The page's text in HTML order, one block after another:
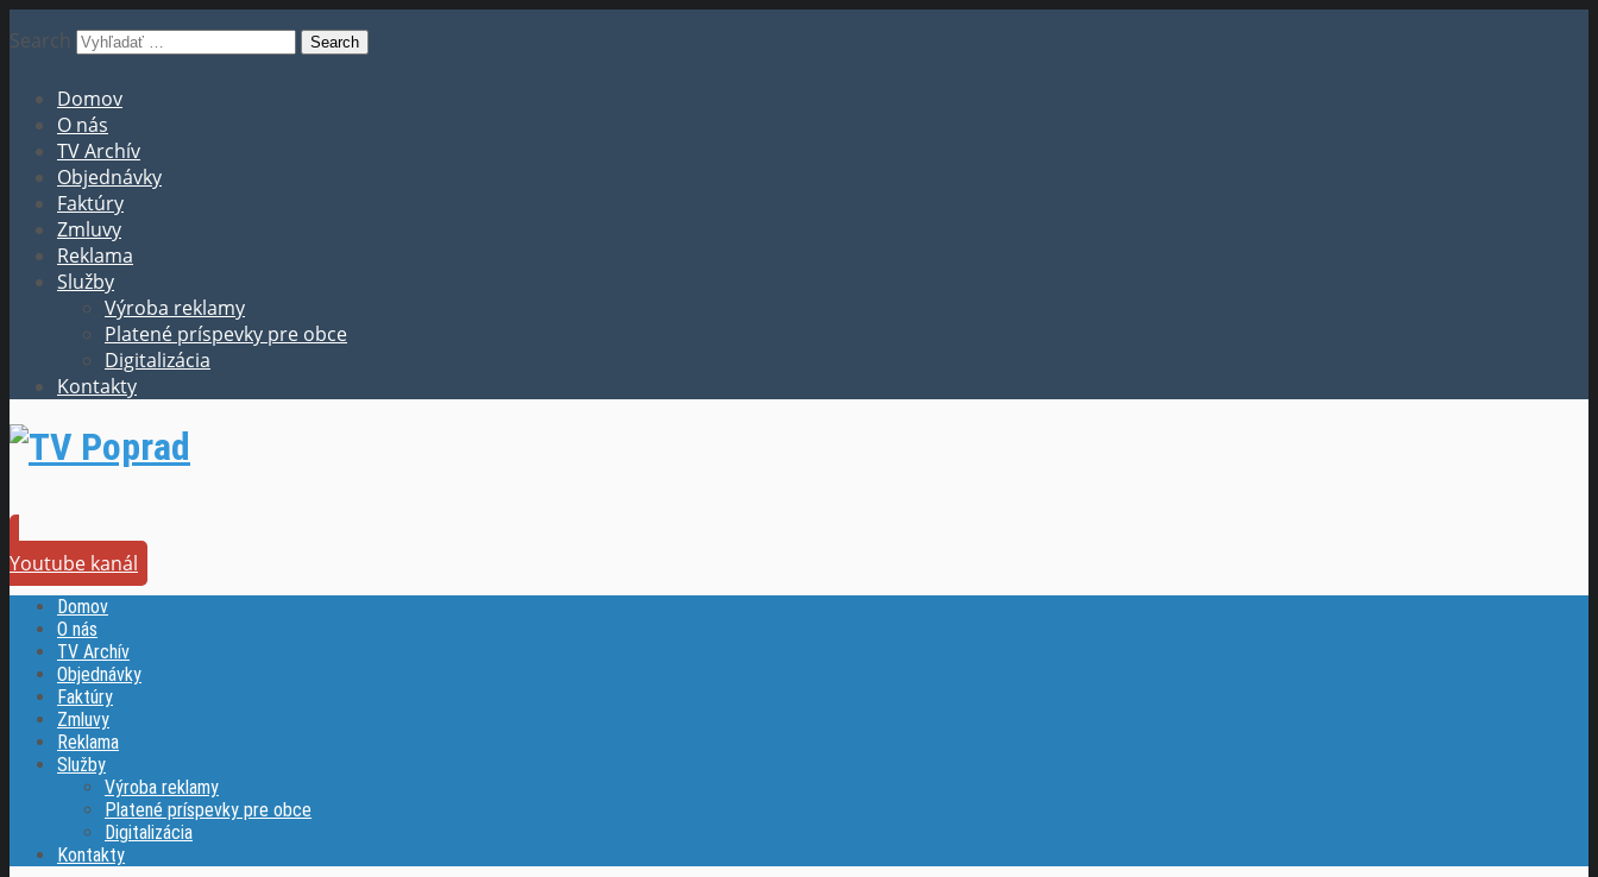
Search
Domov
O nás
TV Archív
Objednávky
Faktúry
Zmluvy
Reklama
Služby
Výroba reklamy
Platené príspevky pre obce
Digitalizácia
Kontakty
Youtube kanál
Domov
O nás
TV Archív
Objednávky
Faktúry
Zmluvy
Reklama
Služby
Výroba reklamy
Platené príspevky pre obce
Digitalizácia
Kontakty